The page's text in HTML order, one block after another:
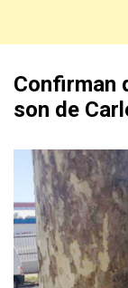
Confirman
son de